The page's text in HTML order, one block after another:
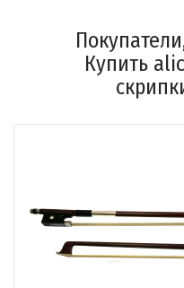
Купить